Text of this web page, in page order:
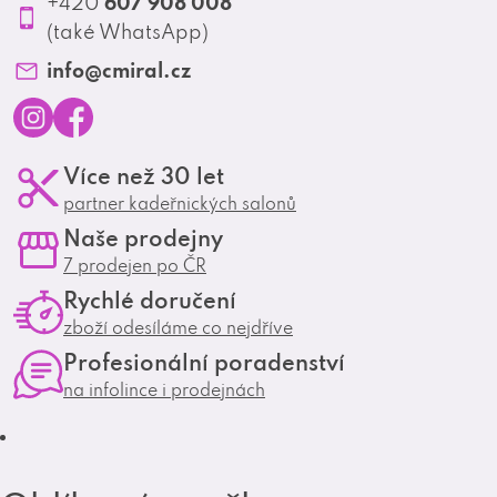
p
u
Profesionální spolupráce
Matrix Club
(také WhatsApp)
info@cmiral.cz
n
s
g
a
m
a
e
o
o
k
Více než 30 let
partner kadeřnických salonů
Naše prodejny
7 prodejen po ČR
Rychlé doručení
zboží odesíláme co nejdříve
Profesionální poradenství
na infolince i prodejnách